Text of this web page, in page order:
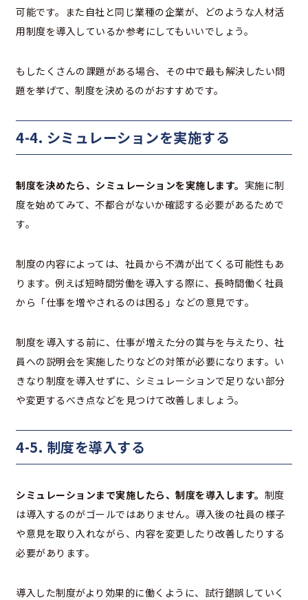
可能です。また自社と同じ業種の企業が、どのような人材活
用制度を導入しているか参考にしてもいいでしょう。
もしたくさんの課題がある場合、その中で最も解決したい問
題を挙げて、制度を決めるのがおすすめです。
4-4. シミュレーションを実施する
制度を決めたら、シミュレーションを実施します。 実施に制
度を始めてみて、不都合がないか確認する必要があるためで
す。
制度の内容によっては、社員から不満が出てくる可能性もあ
ります。例えば短時間労働を導入する際に、長時間働く社員
から「仕事を増やされるのは困る」などの意見です。
制度を導入する前に、仕事が増えた分の賞与を与えたり、社
員への説明会を実施したりなどの対策が必要になります。い
きなり制度を導入せずに、シミュレーションで足りない部分
や変更するべき点などを見つけて改善しましょう。
4-5. 制度を導入する
シミュレーションまで実施したら、制度を導入します。 制度
は導入するのがゴールではありません。導入後の社員の様子
や意見を取り入れながら、内容を変更したり改善したりする
必要があります。
導入した制度がより効果的に働くように、試行錯誤していく